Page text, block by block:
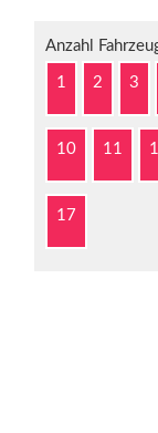
Anzahl
1 2 3
10 11
17